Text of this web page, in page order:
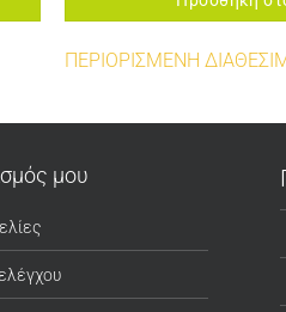
ΠΕΡΙΟΡΙΣΜΕΝΗ
μου